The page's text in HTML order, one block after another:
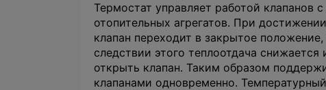
Термостат управляет работой клапанов
отопительных агрегатов. При
клапан переходит в закрытое
следствии этого теплоотдача
открыть клапан. Таким образом
клапанами одновременно.